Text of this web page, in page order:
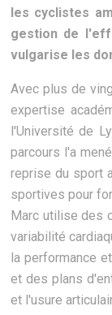
les cyclistes
gestion de
vulgarise les
Avec plus de
expertise
l'Université de
parcours l'a
reprise du sport
sportives pour
Marc utilise des
variabilité
la performance
et des plans
et l'usure